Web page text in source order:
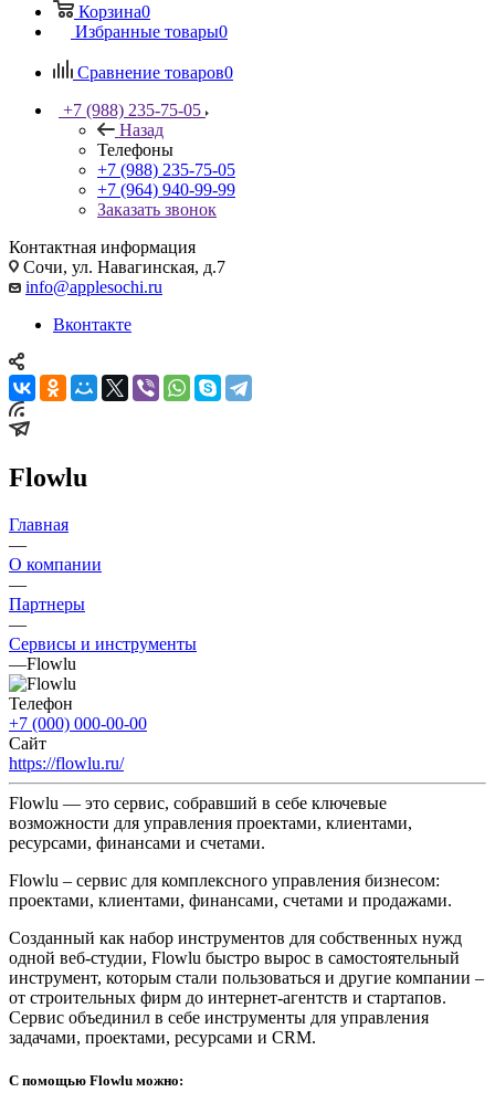
Корзина0
Избранные товары0
Сравнение товаров0
+7 (988) 235-75-05
Назад
Телефоны
+7 (988) 235-75-05
+7 (964) 940-99-99
Заказать звонок
Контактная информация
Сочи, ул. Навагинская, д.7
info@applesochi.ru
Вконтакте
Flowlu
Главная
—
О компании
—
Партнеры
—
Сервисы и инструменты
—Flowlu
Телефон
+7 (000) 000-00-00
Сайт
https://flowlu.ru/
Flowlu — это сервис, собравший в себе ключевые
возможности для управления проектами, клиентами,
ресурсами, финансами и счетами.
Flowlu – сервис для комплексного управления бизнесом:
проектами, клиентами, финансами, счетами и продажами.
Созданный как набор инструментов для собственных нужд
одной веб-студии, Flowlu быстро вырос в самостоятельный
инструмент, которым стали пользоваться и другие компании –
от строительных фирм до интернет-агентств и стартапов.
Сервис объединил в себе инструменты для управления
задачами, проектами, ресурсами и CRM.
С помощью Flowlu можно: